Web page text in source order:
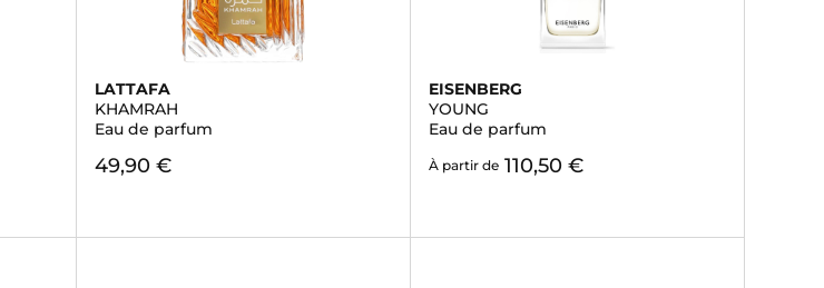
LATTAFA
KHAMRAH
Eau de parfum
49,90 €
EISENBERG
YOUNG
Eau de parfum
À partir de 110,50 €